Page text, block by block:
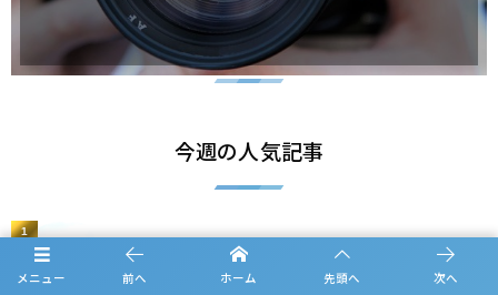
今週の人気記事
【G1 第3節】5/12 東海大仰星 4-1 東山
1
メニュー 前へ ホーム 先頭へ 次へ